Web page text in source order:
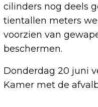
cilinders nog deels
tientallen meters
voorzien van
beschermen.
Donderdag 20 juni
Kamer met de